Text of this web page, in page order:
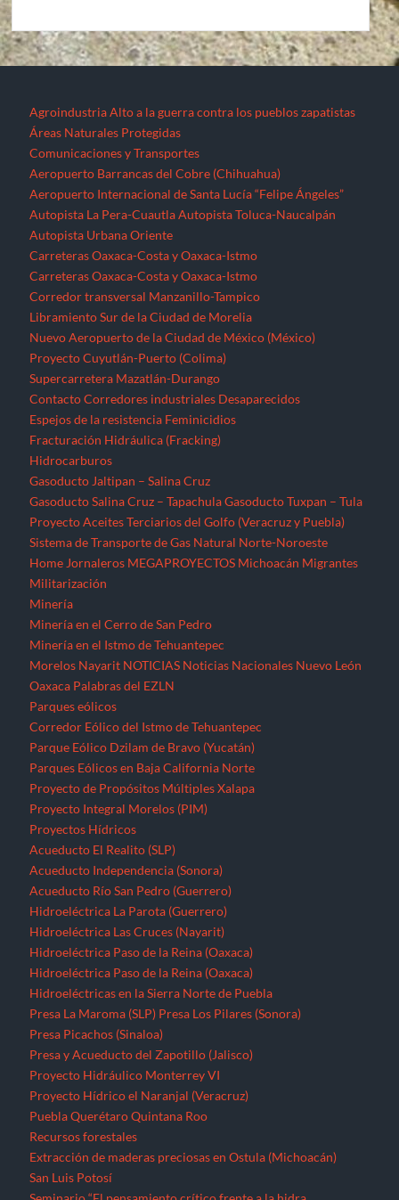
Agroindustria Alto a la guerra contra los pueblos zapatistas
Áreas Naturales Protegidas
Comunicaciones y Transportes
Aeropuerto Barrancas del Cobre (Chihuahua)
Aeropuerto Internacional de Santa Lucía “Felipe Ángeles”
Autopista La Pera-Cuautla Autopista Toluca-Naucalpán
Autopista Urbana Oriente
Carreteras Oaxaca-Costa y Oaxaca-Istmo
Carreteras Oaxaca-Costa y Oaxaca-Istmo
Corredor transversal Manzanillo-Tampico
Libramiento Sur de la Ciudad de Morelia
Nuevo Aeropuerto de la Ciudad de México (México)
Proyecto Cuyutlán-Puerto (Colima)
Supercarretera Mazatlán-Durango
Contacto Corredores industriales Desaparecidos
Espejos de la resistencia Feminicidios
Fracturación Hidráulica (Fracking)
Hidrocarburos
Gasoducto Jaltipan – Salina Cruz
Gasoducto Salina Cruz – Tapachula Gasoducto Tuxpan – Tula
Proyecto Aceites Terciarios del Golfo (Veracruz y Puebla)
Sistema de Transporte de Gas Natural Norte-Noroeste
Home Jornaleros MEGAPROYECTOS Michoacán Migrantes
Militarización
Minería
Minería en el Cerro de San Pedro
Minería en el Istmo de Tehuantepec
Morelos Nayarit NOTICIAS Noticias Nacionales Nuevo León
Oaxaca Palabras del EZLN
Parques eólicos
Corredor Eólico del Istmo de Tehuantepec
Parque Eólico Dzilam de Bravo (Yucatán)
Parques Eólicos en Baja California Norte
Proyecto de Propósitos Múltiples Xalapa
Proyecto Integral Morelos (PIM)
Proyectos Hídricos
Acueducto El Realito (SLP)
Acueducto Independencia (Sonora)
Acueducto Río San Pedro (Guerrero)
Hidroeléctrica La Parota (Guerrero)
Hidroeléctrica Las Cruces (Nayarit)
Hidroeléctrica Paso de la Reina (Oaxaca)
Hidroeléctrica Paso de la Reina (Oaxaca)
Hidroeléctricas en la Sierra Norte de Puebla
Presa La Maroma (SLP) Presa Los Pilares (Sonora)
Presa Picachos (Sinaloa)
Presa y Acueducto del Zapotillo (Jalisco)
Proyecto Hidráulico Monterrey VI
Proyecto Hídrico el Naranjal (Veracruz)
Puebla Querétaro Quintana Roo
Recursos forestales
Extracción de maderas preciosas en Ostula (Michoacán)
San Luis Potosí